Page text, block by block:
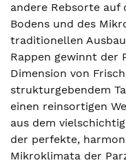
andere Rebsorte auf
Bodens und des
traditionellen
Rappen gewinnt der
Dimension von
strukturgebendem
einen reinsortigen
aus dem
der perfekte,
Mikroklimata der